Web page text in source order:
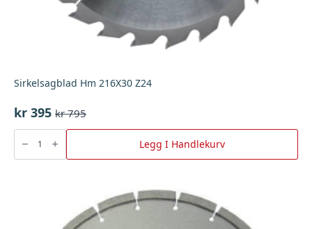
Sirkelsagblad Hm 216X30 Z24
kr795
Opprinnelig
pris
var:
kr 795.
kr 395
Nåværende
pris
er:
kr 395.
Sirkelsagblad
216X30
Z24
Legg I Handlekurv